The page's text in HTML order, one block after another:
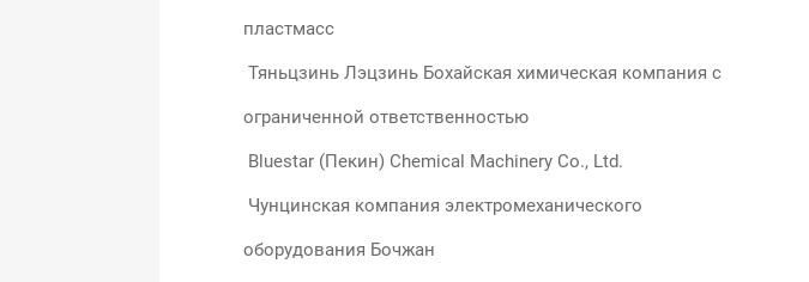
пластмасс
Тяньцзинь Лэцзинь Бохайская химическая компания с
ограниченной ответственностью
Bluestar (Пекин) Chemical Machinery Co., Ltd.
Чунцинская компания электромеханического
оборудования Бочжан